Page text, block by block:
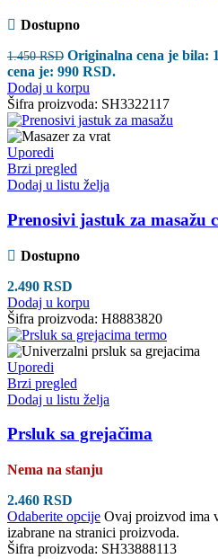
Dostupno
1.450RSD Originalna cena je bila:
cena je: 990 RSD.
Dodaj u korpu
Šifra proizvoda: SH3322117
Uporedi
Brzi pregled
Dodaj u listu želja
Prenosivi jastuk za masažu
Dostupno
2.490 RSD
Dodaj u korpu
Šifra proizvoda: H8883820
Uporedi
Brzi pregled
Dodaj u listu želja
Prsluk sa grejačima
Nema na stanju
2.460 RSD
Odaberite opcije Ovaj proizvod ima
izabrane na stranici proizvoda.
Šifra proizvoda: SH33888113